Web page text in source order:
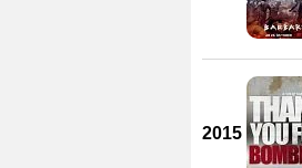
2015